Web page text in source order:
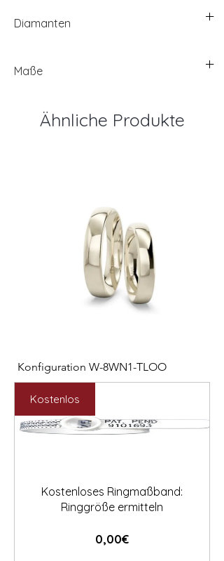
Diamanten
Maße
Ähnliche Produkte
Konfiguration W-8WN1-TLOO
Preis
2.547,00 €
Preis
Kostenlos
Kostenloses Ringmaßband:
Ringgröße ermitteln
0,00€Preis